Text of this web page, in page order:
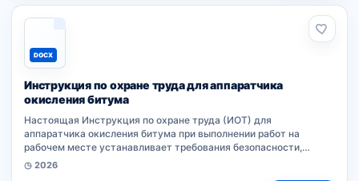
DOCX
Инструкция по охране труда для аппаратчика
окисления битума
Настоящая Инструкция по охране труда (ИОТ) для
аппаратчика окисления битума при выполнении работ на
рабочем месте устанавливает требования безопасности,
порядок разработки документа согласно правилам и
◷ 2026